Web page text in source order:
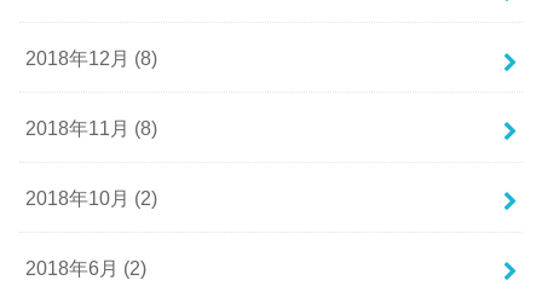
2018年12月 (8)
2018年11月 (8)
2018年10月 (2)
2018年6月 (2)